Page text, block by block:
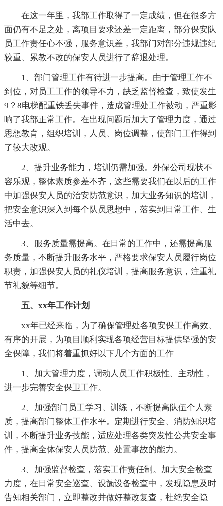
在这一年里，我部工作取得了一定成绩，但在很多方
面仍有不足之处，离项目要求还差一定距离，部分保安队
员工作责任心不强，服务意识差，我部门对部分违规违纪
较重、累教不改的保安人员进行了辞退处理。
1、部门管理工作有待进一步提高。由于管理工作不
到位，对员工工作的领导不力，缺乏监督检查，致使发生
9？8电梯配重铁丢失事件，造成管理处工作被动，严重影
响了我部正常工作。在出现问题后加大了管理力度，通过
思想教育，组织培训，人员、岗位调整，使部门工作得到
了较大改观。
2、提升业务能力，培训仍需加强。外保公司现状不
容乐观，整体素质参差不齐，这些需要我们在以后的工作
中加强保安人员的治安防范意识，加大业务知识的培训，
把安全意识深入到每个队员思想中，落实到日常工作、生
活中去。
3、服务质量需提高。在日常的工作中，还需提高服
务质量，不断提升服务水平，严格要求保安人员履行岗位
职责，加强保安人员的礼仪培训，提高服务意识，注重礼
节礼貌等细节。
五、xx年工作计划
xx年已经来临，为了确保管理处各项安保工作高效、
有序的开展，为项目顺利实现各项经营目标提供坚强的安
全保障，我们将着重抓好以下几个方面的工作
1、加大管理力度，调动人员工作积极性、主动性，
进一步完善安全保卫工作。
2、加强部门员工学习、训练，不断提高队伍个人素
质，提高部门整体工作水平。定期进行安全、消防知识培
训，不断提升业务技能，适应处理各类突发性公共安全事
件，提高全体保安人员防范、处置事故的能力。
3、加强监督检查，落实工作责任制。加大安全检查
力度，在日常安全巡查、设施设备检查中，发现隐患及时
告知相关部门，立即整改并做好整改复查，杜绝安全隐